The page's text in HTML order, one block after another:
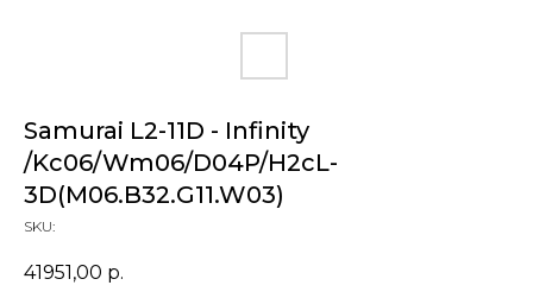
Samurai L2-11D - Infinity
/Kc06/Wm06/D04P/H2cL-
3D(M06.B32.G11.W03)
SKU:
41951,00 р.